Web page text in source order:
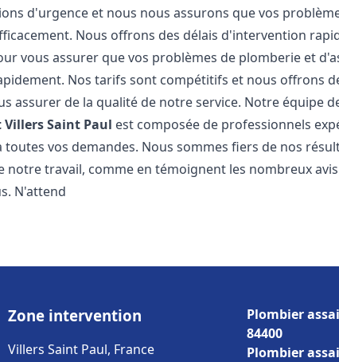
d'urgence et nous nous assurons que vos
Nous offrons des délais d'intervention
vous assurer que vos problèmes de plomberie et
Nos tarifs sont compétitifs et nous offrons
assurer de la qualité de notre service. Notre équipe
Villers Saint Paul est composée de professionnels
vos demandes. Nous sommes fiers de nos
notre travail, comme en témoignent les nombreux
N'attend
Zone intervention
Villers Saint Paul, France
Plombier
84400
Plombier